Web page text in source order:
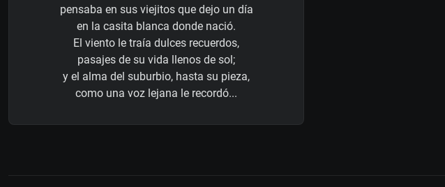
pensaba en sus viejitos que dejo un día
en la casita blanca donde nació.
El viento le traía dulces recuerdos,
pasajes de su vida llenos de sol;
y el alma del suburbio, hasta su pieza,
como una voz lejana le recordó...